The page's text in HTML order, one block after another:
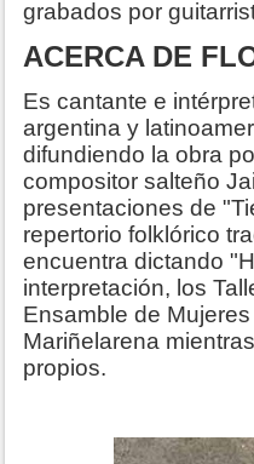
grabados por
ACERCA DE
Es cantante e
argentina y
difundiendo la obra
compositor salteño
presentaciones de
repertorio folklórico
encuentra dictando
interpretación, los
Ensamble de
Mariñelarena
propios.